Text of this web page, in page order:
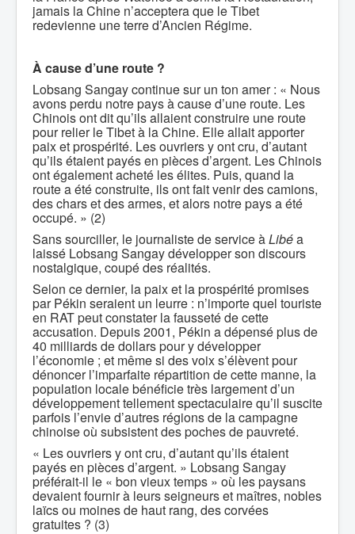
jamais la Chine n’acceptera que le Tibet
redevienne une terre d’Ancien Régime.
À cause d’une route ?
Lobsang Sangay continue sur un ton amer : « Nous
avons perdu notre pays à cause d’une route. Les
Chinois ont dit qu’ils allaient construire une route
pour relier le Tibet à la Chine. Elle allait apporter
paix et prospérité. Les ouvriers y ont cru, d’autant
qu’ils étaient payés en pièces d’argent. Les Chinois
ont également acheté les élites. Puis, quand la
route a été construite, ils ont fait venir des camions,
des chars et des armes, et alors notre pays a été
occupé. » (2)
Sans sourciller, le journaliste de service àLibéa
laissé Lobsang Sangay développer son discours
nostalgique, coupé des réalités.
Selon ce dernier, la paix et la prospérité promises
par Pékin seraient un leurre : n’importe quel touriste
en RAT peut constater la fausseté de cette
accusation. Depuis 2001, Pékin a dépensé plus de
40 milliards de dollars pour y développer
l’économie ; et même si des voix s’élèvent pour
dénoncer l’imparfaite répartition de cette manne, la
population locale bénéficie très largement d’un
développement tellement spectaculaire qu’il suscite
parfois l’envie d’autres régions de la campagne
chinoise où subsistent des poches de pauvreté.
« Les ouvriers y ont cru, d’autant qu’ils étaient
payés en pièces d’argent. » Lobsang Sangay
préférait-il le « bon vieux temps » où les paysans
devaient fournir à leurs seigneurs et maîtres, nobles
laïcs ou moines de haut rang, des corvées
gratuites ? (3)